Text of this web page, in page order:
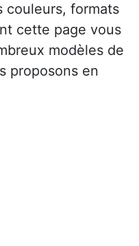
couleurs, formats
cette page vous
modèles de
proposons en